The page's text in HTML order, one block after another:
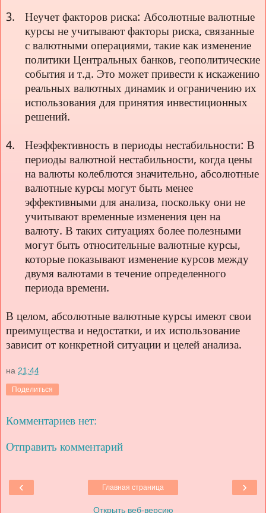
Неучет факторов риска: Абсолютные валютные
курсы не учитывают факторы риска, связанные
с валютными операциями, такие как изменение
политики Центральных банков, геополитические
события и т.д. Это может привести к искажению
реальных валютных динамик и ограничению их
использования для принятия инвестиционных
решений.
Неэффективность в периоды нестабильности: В
периоды валютной нестабильности, когда цены
на валюты колеблются значительно, абсолютные
валютные курсы могут быть менее
эффективными для анализа, поскольку они не
учитывают временные изменения цен на
валюту. В таких ситуациях более полезными
могут быть относительные валютные курсы,
которые показывают изменение курсов между
двумя валютами в течение определенного
периода времени.
В целом, абсолютные валютные курсы имеют свои
преимущества и недостатки, и их использование
зависит от конкретной ситуации и целей анализа.
на 21:44
Поделиться
Комментариев нет:
Отправить комментарий
‹ ›
Главная страница
Открыть веб-версию